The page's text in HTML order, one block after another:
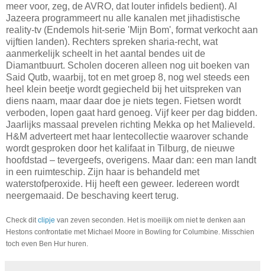
meer voor, zeg, de AVRO, dat louter infidels bedient). Al
Jazeera programmeert nu alle kanalen met jihadistische
reality-tv (Endemols hit-serie 'Mijn Bom', format verkocht aan
vijftien landen). Rechters spreken sharia-recht, wat
aanmerkelijk scheelt in het aantal bendes uit de
Diamantbuurt. Scholen doceren alleen nog uit boeken van
Said Qutb, waarbij, tot en met groep 8, nog wel steeds een
heel klein beetje wordt gegiecheld bij het uitspreken van
diens naam, maar daar doe je niets tegen. Fietsen wordt
verboden, lopen gaat hard genoeg. Vijf keer per dag bidden.
Jaarlijks massaal prevelen richting Mekka op het Malieveld.
H&M adverteert met haar lentecollectie waarover schande
wordt gesproken door het kalifaat in Tilburg, de nieuwe
hoofdstad – tevergeefs, overigens. Maar dan: een man landt
in een ruimteschip. Zijn haar is behandeld met
waterstofperoxide. Hij heeft een geweer. Iedereen wordt
neergemaaid. De beschaving keert terug.
Check ditclipje van zeven seconden. Het is moeilijk om niet te denken aan
Hestons confrontatie met Michael Moore in Bowling for Columbine. Misschien
toch even Ben Hur huren.